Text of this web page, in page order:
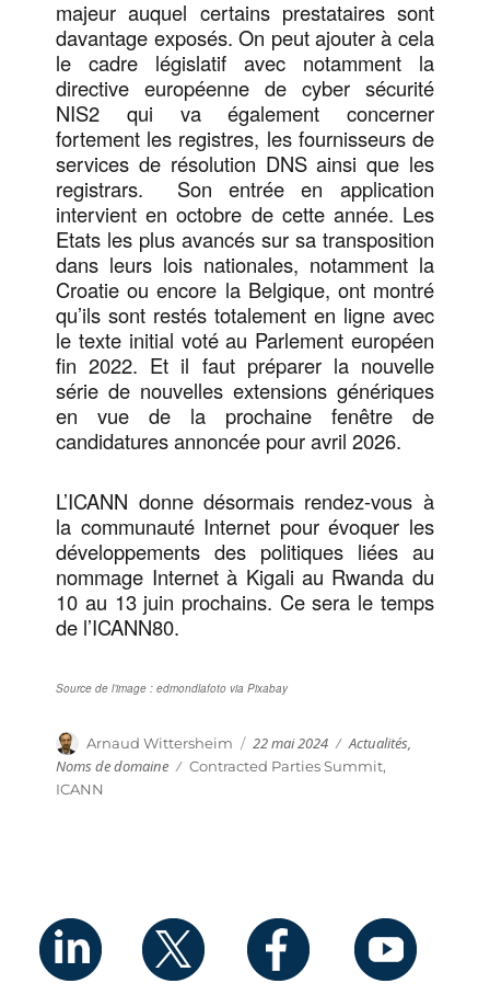
majeur auquel certains prestataires sont
davantage exposés. On peut ajouter à cela
le cadre législatif avec notamment la
directive européenne de cyber sécurité
NIS2 qui va également concerner
fortement les registres, les fournisseurs de
services de résolution DNS ainsi que les
registrars. Son entrée en application
intervient en octobre de cette année. Les
Etats les plus avancés sur sa transposition
dans leurs lois nationales, notamment la
Croatie ou encore la Belgique, ont montré
qu’ils sont restés totalement en ligne avec
le texte initial voté au Parlement européen
fin 2022. Et il faut préparer la nouvelle
série de nouvelles extensions génériques
en vue de la prochaine fenêtre de
candidatures annoncée pour avril 2026.
L’ICANN donne désormais rendez-vous à
la communauté Internet pour évoquer les
développements des politiques liées au
nommage Internet à Kigali au Rwanda du
10 au 13 juin prochains. Ce sera le temps
de l’ICANN80.
Source de l’image : edmondlafoto via Pixabay
Auteur
Arnaud Wittersheim Publié
le
22 mai 2024 Catégories
Actualités,
Noms de domaine
Étiquettes
Contracted Parties Summit,
ICANN